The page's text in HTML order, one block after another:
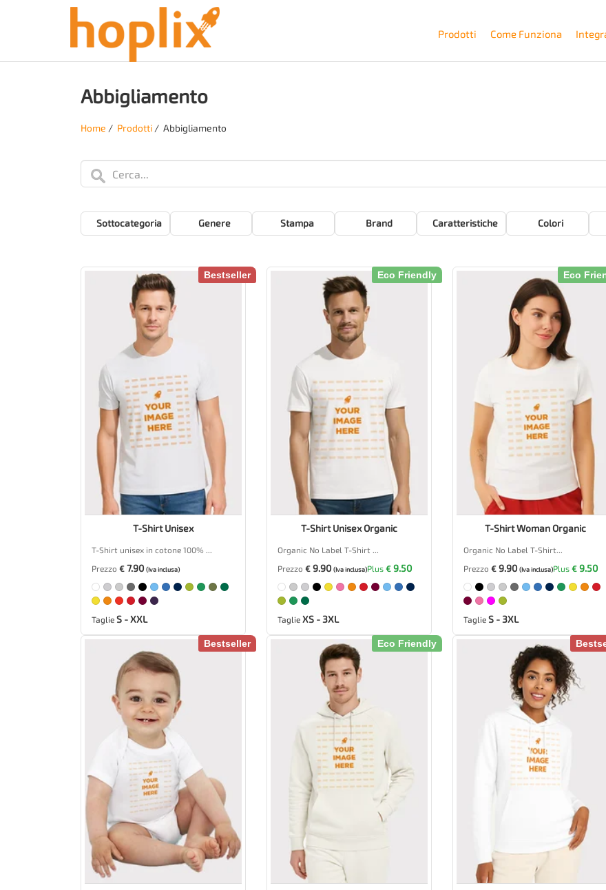
Prodotti Come Funziona
Abbigliamento
Home / Prodotti / Abbigliamento
Bestseller
T-Shirt Unisex
T-Shirt unisex in cotone 100% ...
Prezzo € 7.90 (Iva inclusa)
Taglie S - XXL
Eco Friendly
T-Shirt Unisex Organic
Organic No Label T-Shirt ...
Prezzo € 9.90 (Iva inclusa)Plus € 9.50
Taglie XS - 3XL
Eco
T-Shirt Woman Organic
Organic No Label T-Shirt...
Prezzo € 9.90 (Iva inclusa)Plus € 9.50
Taglie S - 3XL
Bestseller Eco Friendly
Sottocategoria Genere Stampa Brand Caratteristiche Colori